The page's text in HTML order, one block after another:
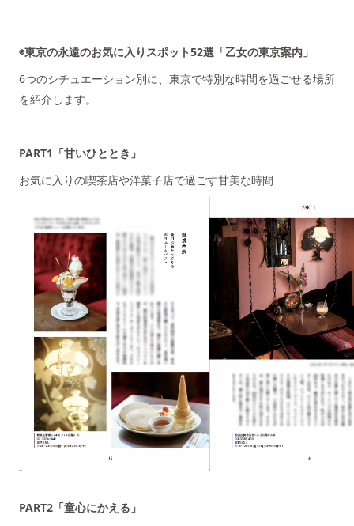
◉東京の永遠のお気に入りスポット52選「乙女の東京案内」
6つのシチュエーション別に、東京で特別な時間を過ごせる場所
を紹介します。
PART1「甘いひととき」
お気に入りの喫茶店や洋菓子店で過ごす甘美な時間
PART2「童心にかえる」